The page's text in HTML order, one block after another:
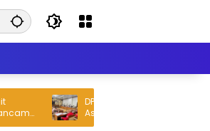
DPRD Ogan Ilir Dorong Penyelesaian
Aspirasi Buruh yang Disampaikan
Peringatan May Day 2026